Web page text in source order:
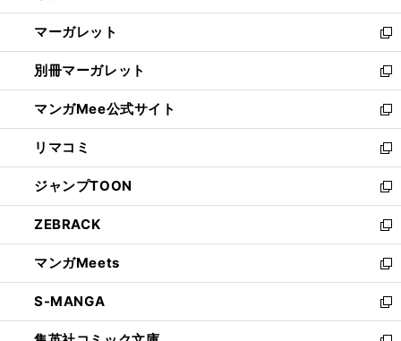
開
く
ウ
で
開
く
ン
ド
ウ
で
開
く
し
い
ウ
ィ
ン
ド
ウ
で
開
く
マーガレット
新
し
い
ウ
ィ
ン
ド
ウ
で
開
く
別冊マーガレット
新
し
い
ウ
ィ
ン
ド
ウ
で
開
く
マンガMee公式サイト
新
し
い
ウ
ィ
ン
ド
ウ
で
開
く
リマコミ
新
し
い
ウ
ィ
ン
ド
ウ
で
開
ジャンプTOON
新
し
い
ウ
ィ
ン
ド
ウ
ZEBRACK
新
し
い
ウ
ィ
ン
マンガMeets
新
し
い
ウ
S-MANGA
新
し